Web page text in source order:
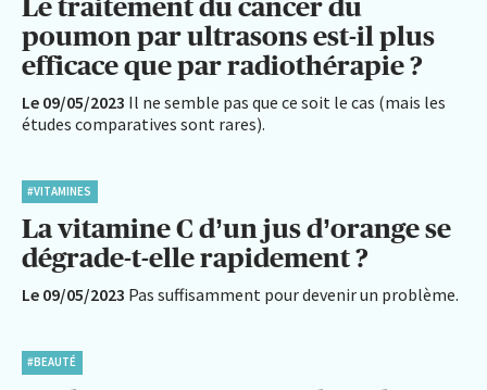
Le traitement du cancer du
poumon par ultrasons est-il plus
efficace que par radiothérapie ?
Le 09/05/2023 Il ne semble pas que ce soit le cas (mais les
études comparatives sont rares).
#VITAMINES
La vitamine C d’un jus d’orange se
dégrade-t-elle rapidement ?
Le 09/05/2023 Pas suffisamment pour devenir un problème.
#BEAUTÉ